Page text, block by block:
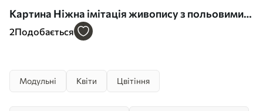
Картина Ніжна імітація живопису з польовими
квітами Арт. m30445
2Подобається
Модульні Квіти Цвітіння